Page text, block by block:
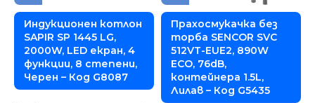
Индукционен котлон
SAPIR SP 1445 LG,
2000W, LED екран, 4
функции, 8 степени,
Черен – Код G8087
Прахосмукачка без
торба SENCOR SVC
512VT-EUE2, 890W
ECO, 76dB,
контейнера 1.5L,
Лилав – Код G5435